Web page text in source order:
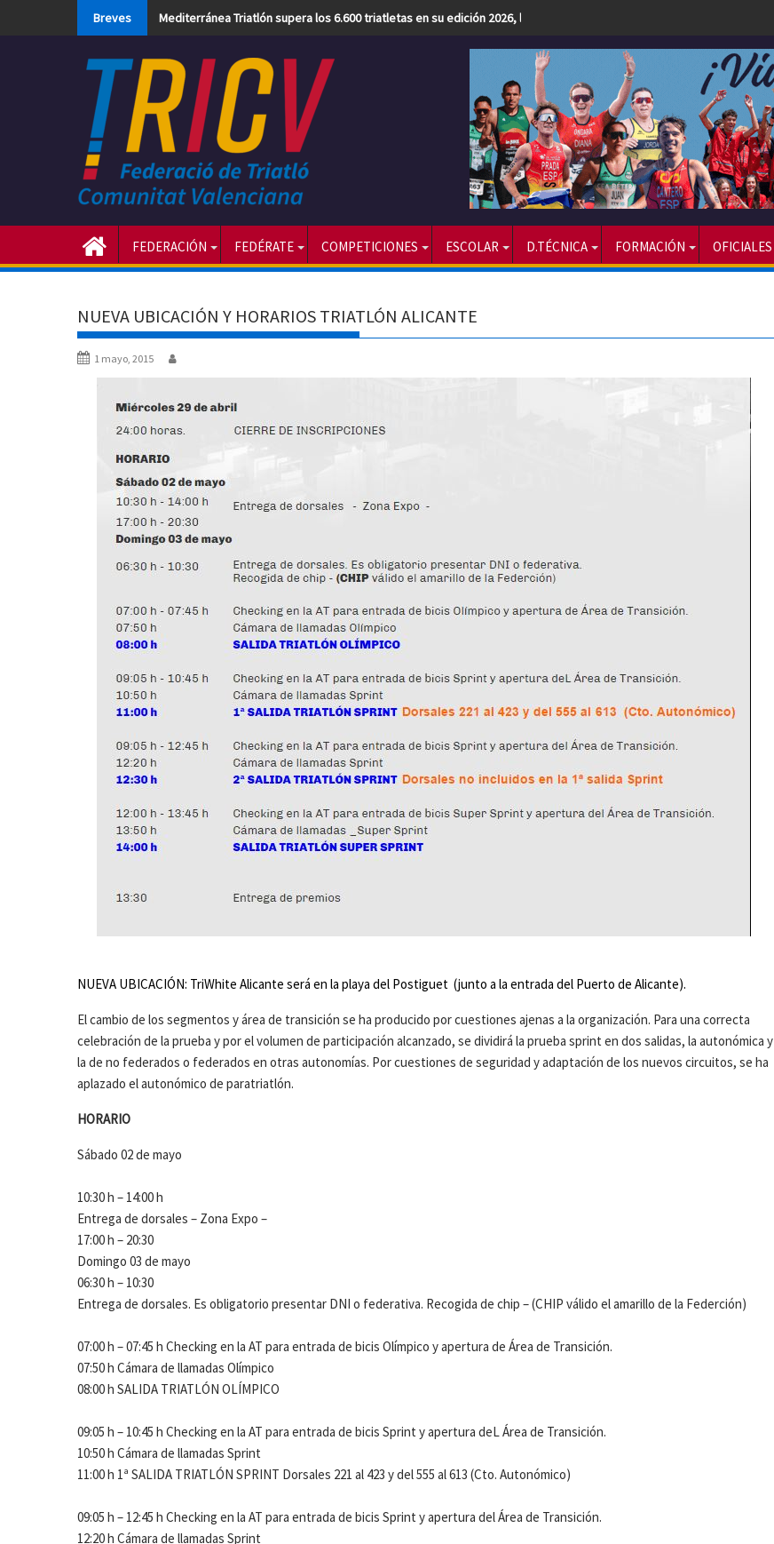
Breves Mediterránea Triatlón supera los 6.600 triatletas en su edición 2026, la más numerosa hasta la fecha
FEDERACIÓN FEDÉRATE COMPETICIONES ESCOLAR D.TÉCNICA FORMACIÓN OFICIALES
NUEVA UBICACIÓN Y HORARIOS TRIATLÓN ALICANTE
1 mayo, 2015
NUEVA UBICACIÓN: TriWhite Alicante será en la playa del Postiguet (junto a la entrada del Puerto de Alicante).
El cambio de los segmentos y área de transición se ha producido por cuestiones ajenas a la organización. Para una correcta
celebración de la prueba y por el volumen de participación alcanzado, se dividirá la prueba sprint en dos salidas, la autonómica y
la de no federados o federados en otras autonomías. Por cuestiones de seguridad y adaptación de los nuevos circuitos, se ha
aplazado el autonómico de paratriatlón.
HORARIO
Sábado 02 de mayo
10:30 h – 14:00 h
Entrega de dorsales – Zona Expo –
17:00 h – 20:30
Domingo 03 de mayo
06:30 h – 10:30
Entrega de dorsales. Es obligatorio presentar DNI o federativa. Recogida de chip – (CHIP válido el amarillo de la Federción)
07:00 h – 07:45 h Checking en la AT para entrada de bicis Olímpico y apertura de Área de Transición.
07:50 h Cámara de llamadas Olímpico
08:00 h SALIDA TRIATLÓN OLÍMPICO
09:05 h – 10:45 h Checking en la AT para entrada de bicis Sprint y apertura deL Área de Transición.
10:50 h Cámara de llamadas Sprint
11:00 h 1ª SALIDA TRIATLÓN SPRINT Dorsales 221 al 423 y del 555 al 613 (Cto. Autonómico)
09:05 h – 12:45 h Checking en la AT para entrada de bicis Sprint y apertura del Área de Transición.
12:20 h Cámara de llamadas Sprint